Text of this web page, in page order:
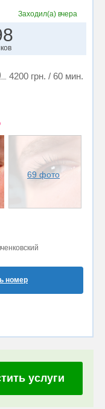
Заходил(а) вчера
4200 грн. / 60 мин.
69 фото
номер
услуги